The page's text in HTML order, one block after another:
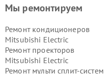
Мы ремонтируем
Ремонт кондиционеров
Mitsubishi Electric
Ремонт проекторов
Mitsubishi Electric
Ремонт мульти сплит-систем